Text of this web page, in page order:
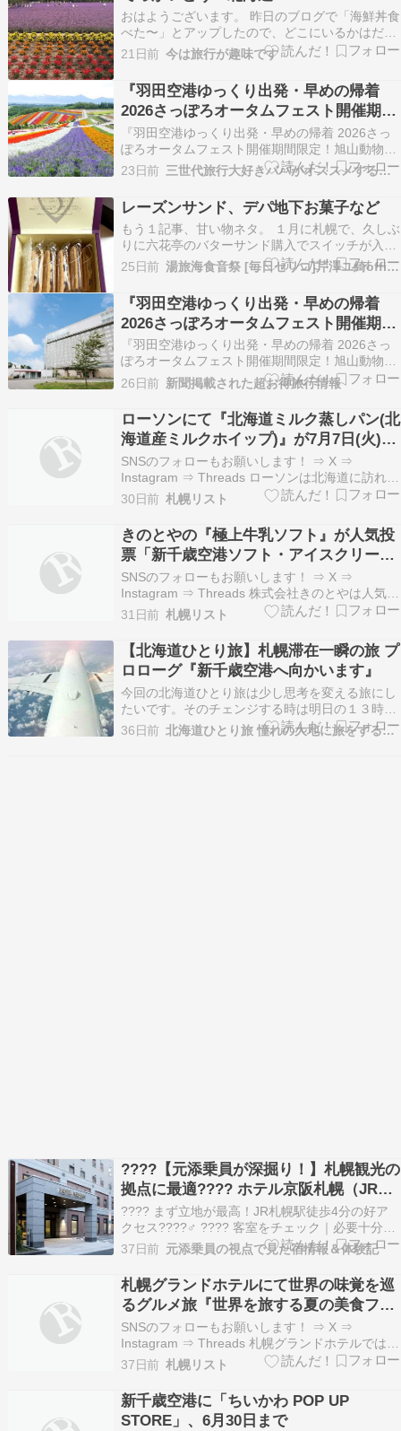
通安全…
おはようございます。 昨日のブログで「海鮮丼食
べた〜」とアップしたので、どこにいるかはだい
たい予想できると思いますが・・・そう、北海道
です。 でもね、海鮮丼を食べたのは「札幌」です
が、その後の滞在先は札幌ではない。。。そう、
昨年に続いて（昨年は旭川空港に降り立ったの
に、その後札…
21日前 今は旅行が趣味です
『羽田空港ゆっくり出発・早めの帰着
2026さっぽろオータムフェスト開催期間
限定！旭山動物園・札幌・小樽・富良
野・美瑛 ３日間』
『羽田空港ゆっくり出発・早めの帰着 2026さっ
ぽろオータムフェスト開催期間限定！旭山動物
園・札幌・小樽・富良野・美瑛 ３日間』 『羽田
空港ゆっくり出発・早めの帰着 2026さっぽろオ
ータムフェスト開催期間限定！旭山動物園・札
幌・小樽・富良野・美瑛 ３日間』 （補足情報）
★旭山…
23日前 三世代旅行大好きババがオススメする家族旅行
レーズンサンド、デパ地下お菓子など
もう１記事、甘い物ネタ。 １月に札幌で、久しぶ
りに六花亭のバターサンド購入でスイッチが入
り…『初の札幌旅⑥、湯』 【初の札幌旅シリー
ズ】『初の札幌１、着』 １月中旬 太陽神HY様を
拝観する為に札幌へ行っていました(１泊) 新千歳
空港利用。冬の欠航率高いから不安だった。 …
ame…
25日前 湯旅海食音祭 [毎日セリコ]芹澤ユ綺offical blog
『羽田空港ゆっくり出発・早めの帰着
2026さっぽろオータムフェスト開催期間
限定！旭山動物園・札幌・小樽・富良
野・美瑛 ３日間』
『羽田空港ゆっくり出発・早めの帰着 2026さっ
ぽろオータムフェスト開催期間限定！旭山動物
園・札幌・小樽・富良野・美瑛 ３日間』 『羽田
空港ゆっくり出発・早めの帰着 2026さっぽろオ
ータムフェスト開催期間限定！旭山動物園・札
幌・小樽・富良野・美瑛 ３日間』 （補足情報）
★旭山動…
26日前 新聞掲載された超お得旅行情報
ローソンにて『北海道ミルク蒸しパン(北
海道産ミルクホイップ)』が7月7日(火)よ
り新千歳空港・函館空港・旭川空港にあ
るローソン9店舗限定で発売！100個に1
個の確率で「シマエナガ」の焼き印入り
SNSのフォローもお願いします！ ⇒ X ⇒
Instagram ⇒ Threads ローソンは北海道に訪れる
観光客数が最も多くなる夏の行楽シーズン(※1)に
向けて2026年7月7日(火)より、北海道内の7つの
空港を運営する北海道エアポート株式会社とコラ
ボした『北海道ミルク蒸しパ…
30日前 札幌リスト
きのとやの『極上牛乳ソフト』が人気投
票「新千歳空港ソフト・アイスクリーム
総選挙2026」「濃厚部門」で第1位ゴー
ルド賞を受賞！
SNSのフォローもお願いします！ ⇒ X ⇒
Instagram ⇒ Threads 株式会社きのとやは人気投
票「新千歳空港ソフト・アイスクリーム総選挙
2026」「濃厚部門」で第1位ゴールド賞を受賞し
ました！ ソフトクリーム激戦区で総選挙開始の初
年度から『1位獲得7連覇』の栄光に…
31日前 札幌リスト
【北海道ひとり旅】札幌滞在一瞬の旅 プ
ロローグ『新千歳空港へ向かいます』
今回の北海道ひとり旅は少し思考を変える旅にし
たいです。そのチェンジする時は明日の１３時ご
ろになるかと思います。札幌と言う街は不思議な
もので、１年で数回は訪れたいと思うほど魅力が
36日前 北海道ひとり旅 憧れの大地に旅をするブログ
????【元添乗員が深掘り！】札幌観光の
拠点に最適???? ホテル京阪札幌（JR札
幌駅徒歩4分）の魅力を徹底紹介
???? まず立地が最高！JR札幌駅徒歩4分の好ア
クセス????‍♂️ ???? 客室をチェック｜必要十分で
快適な滞在✨ ???? 大浴場あり！旅の疲れを癒す
設備が嬉しい♨ ???? 朝食をチェック｜北海道ら
しい一日のスタート???? ???? 周辺観光スポット
も充実???? …
37日前 元添乗員の視点で見た宿情報＆体験記
札幌グランドホテルにて世界の味覚を巡
るグルメ旅『世界を旅する夏の美食フェ
ア』が7月1日(水)より開催！
SNSのフォローもお願いします！ ⇒ X ⇒
Instagram ⇒ Threads 札幌グランドホテルでは北
海道エアポート主催「世界の旅フェスタ」とのコ
ラボレーション企画として、2026年7月1日(水)よ
り『世界を旅する夏の美食フェア』を開催しま
す！ 北海道エアポート主催「世界…
37日前 札幌リスト
新千歳空港に「ちいかわ POP UP
STORE」、6月30日まで